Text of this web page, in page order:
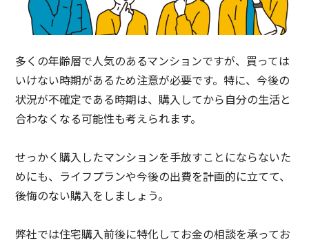
多くの年齢層で人気のあるマンションですが、買っては
いけない時期があるため注意が必要です。特に、今後の
状況が不確定である時期は、購入してから自分の生活と
合わなくなる可能性も考えられます。
せっかく購入したマンションを手放すことにならないた
めにも、ライフプランや今後の出費を計画的に立てて、
後悔のない購入をしましょう。
弊社では住宅購入前後に特化してお金の相談を承ってお